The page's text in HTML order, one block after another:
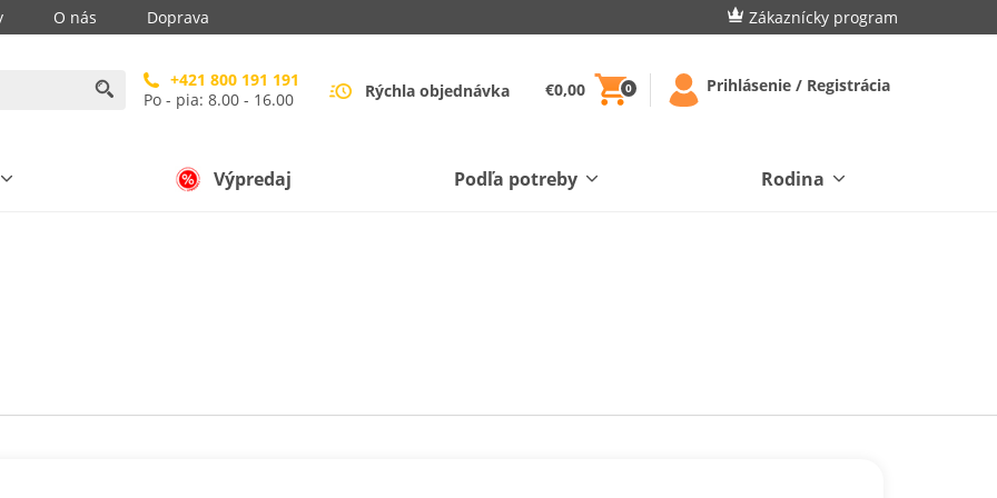
O nás Doprava Zákaznícky program
+421 800 191 191
Po - pia: 8.00 - 16.00
Rýchla objednávka €0,00 0 Prihlásenie / Registrácia
Výpredaj Podľa potreby Rodina